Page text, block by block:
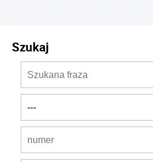
Szukaj